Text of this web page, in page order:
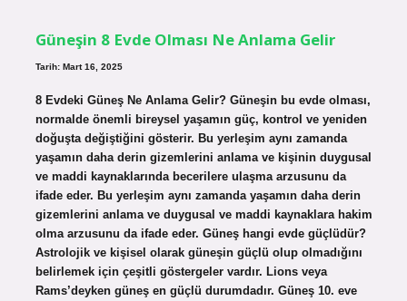
Güneşin 8 Evde Olması Ne Anlama Gelir
Tarih: Mart 16, 2025
8 Evdeki Güneş Ne Anlama Gelir? Güneşin bu evde olması,
normalde önemli bireysel yaşamın güç, kontrol ve yeniden
doğuşta değiştiğini gösterir. Bu yerleşim aynı zamanda
yaşamın daha derin gizemlerini anlama ve kişinin duygusal
ve maddi kaynaklarında becerilere ulaşma arzusunu da
ifade eder. Bu yerleşim aynı zamanda yaşamın daha derin
gizemlerini anlama ve duygusal ve maddi kaynaklara hakim
olma arzusunu da ifade eder. Güneş hangi evde güçlüdür?
Astrolojik ve kişisel olarak güneşin güçlü olup olmadığını
belirlemek için çeşitli göstergeler vardır. Lions veya
Rams’deyken güneş en güçlü durumdadır. Güneş 10. eve